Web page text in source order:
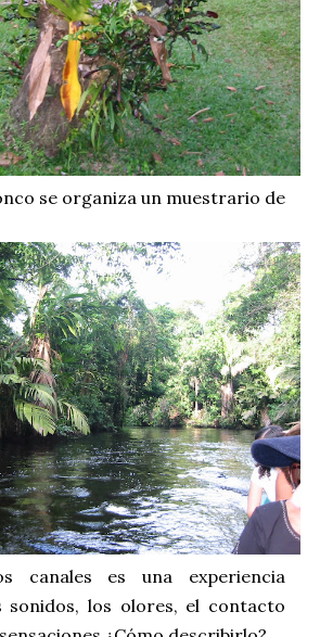
se organiza un muestrario de
canales es una experiencia
sonidos, los olores, el contacto